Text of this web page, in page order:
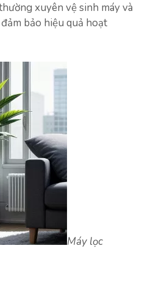
xuyên vệ sinh máy và
bảo hiệu quả hoạt
Máy lọc